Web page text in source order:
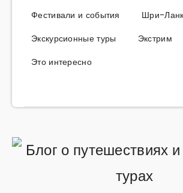
Фестивали и события
Шри-
Экскурсионные туры
Экстрим
Это интересно